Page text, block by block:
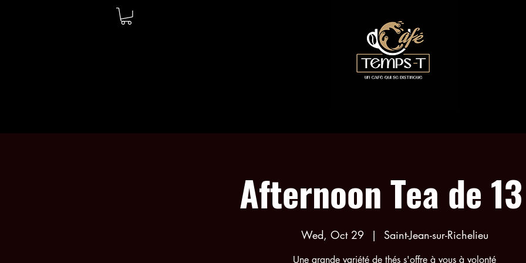
Afternoon Tea de
Wed, Oct 29
  |
Saint-Jean-sur-Richelieu
Une grande variété de thés s'offre à vous à volonté